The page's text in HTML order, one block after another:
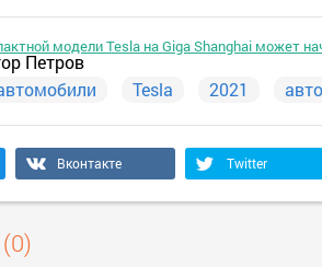
модели Tesla на Giga Shanghai может
Петров
Tesla 2021
Вконтакте Twitter
(0)